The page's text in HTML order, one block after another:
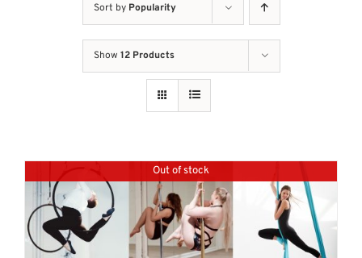
Sort by Popularity
Show 12 Products
Out of stock